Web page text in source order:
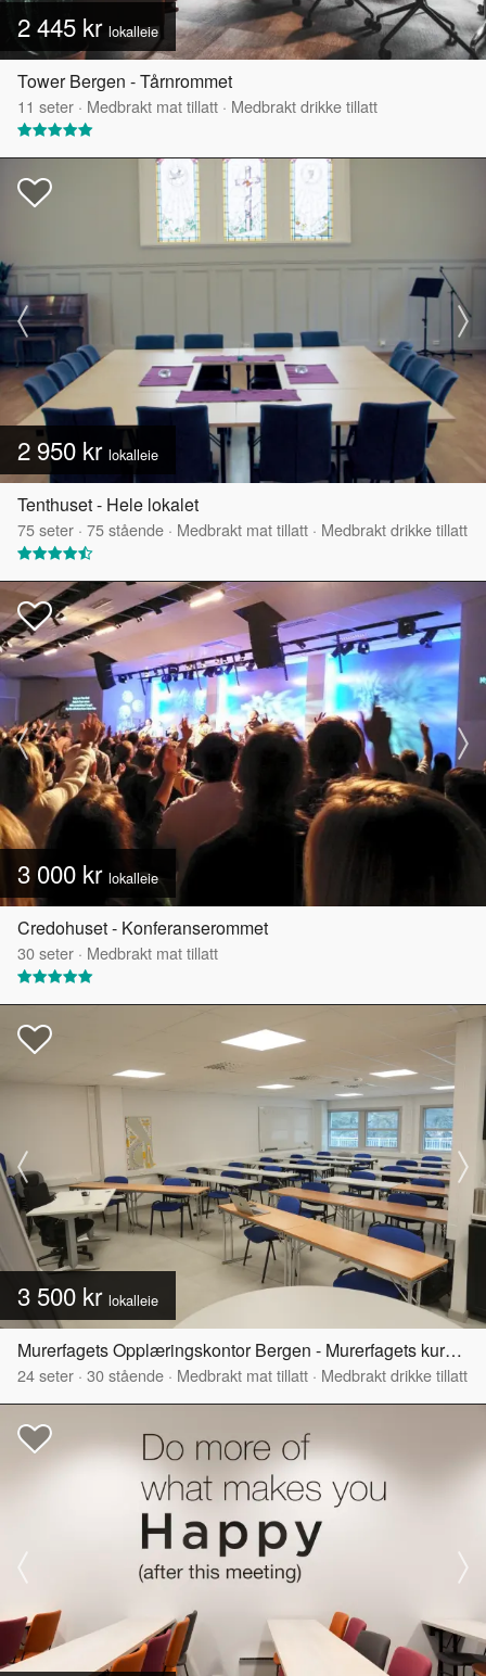
2 445 kr lokalleie
Tower Bergen - Tårnrommet
11 seter · Medbrakt mat tillatt · Medbrakt drikke tillatt
2 950 kr lokalleie
Tenthuset - Hele lokalet
75seter · 75stående · Medbrakt mat tillatt · Medbrakt drikke tillatt
3 000 kr lokalleie
Credohuset - Konferanserommet
30seter · Medbrakt mat tillatt
3 500 kr lokalleie
Murerfagets Opplæringskontor Bergen - Murerfagets kurs- og møtelokaler
24seter · 30stående · Medbrakt mat tillatt · Medbrakt drikke tillatt